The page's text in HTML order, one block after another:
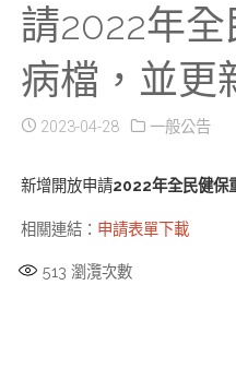
請2022年
病檔，並更
2023-04-28 一般公告
新增開放申請2022年全民健保
相關連結： 申請表單下載
513 瀏灠次數